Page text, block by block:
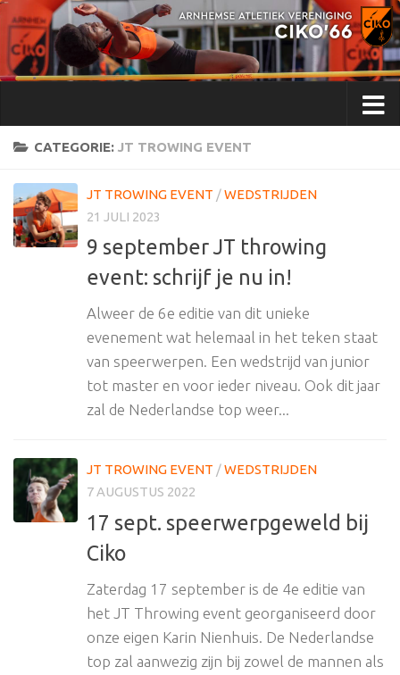
Doorgaan naar inhoud
CATEGORIE: JT TROWING EVENT
JT TROWING EVENT /WEDSTRIJDEN
21 JULI 2023
9 september JT throwing
event: schrijf je nu in!
Alweer de 6e editie van dit unieke
evenement wat helemaal in het teken staat
van speerwerpen. Een wedstrijd van junior
tot master en voor ieder niveau. Ook dit jaar
zal de Nederlandse top weer...
JT TROWING EVENT /WEDSTRIJDEN
7 AUGUSTUS 2022
17 sept. speerwerpgeweld bij
Ciko
Zaterdag 17 september is de 4e editie van
het JT Throwing event georganiseerd door
onze eigen Karin Nienhuis. De Nederlandse
top zal aanwezig zijn bij zowel de mannen als